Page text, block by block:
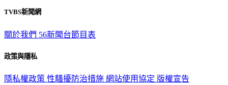
TVBS新聞網
關於我們 56新聞台節目表
政策與隱私
隱私權政策 性騷擾防治措施 網站使用協定 版權宣告